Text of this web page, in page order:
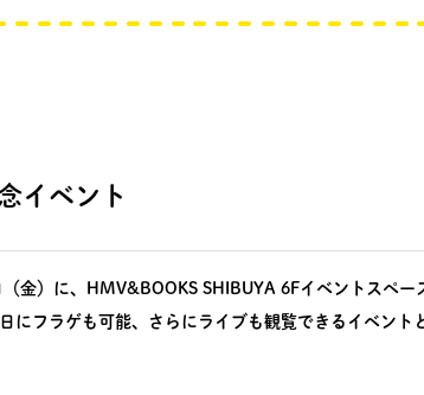
イベント
金）に、HMV&BOOKS SHIBUYA 6Fイベントスペー
にフラゲも可能、さらにライブも観覧できるイベント